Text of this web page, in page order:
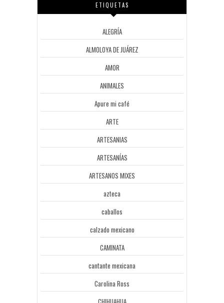
ETIQUETAS
ALEGRÍA
ALMOLOYA DE JUÁREZ
AMOR
ANIMALES
Apure mi café
ARTE
ARTESANIAS
ARTESANÍAS
ARTESANOS MIXES
azteca
caballos
calzado mexicano
CAMINATA
cantante mexicana
Carolina Ross